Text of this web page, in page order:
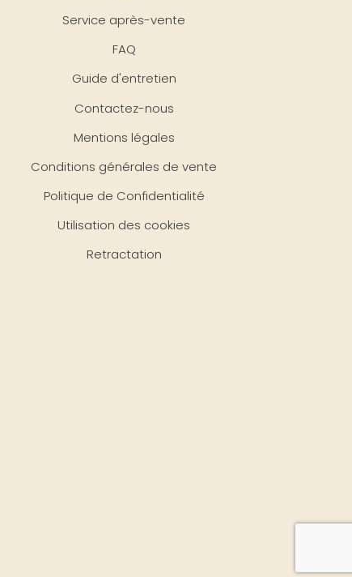
Service après-vente
FAQ
Guide d'entretien
Contactez-nous
Mentions légales
Conditions générales de vente
Politique de Confidentialité
Utilisation des cookies
Retractation